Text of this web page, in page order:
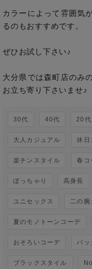
カラーによって雰囲気
るのもおすすめです。
ぜひお試し下さい♪
大分県では森町店のみ
お立ち寄り下さいませ♪
30代 40代 20代
大人カジュアル 休日
楽チンスタイル 春コ
ぽっちゃり 高身長
ユニセックス 二の腕
夏のモノトーンコーデ
おそろいコーデ バッ
ブラックスタイル